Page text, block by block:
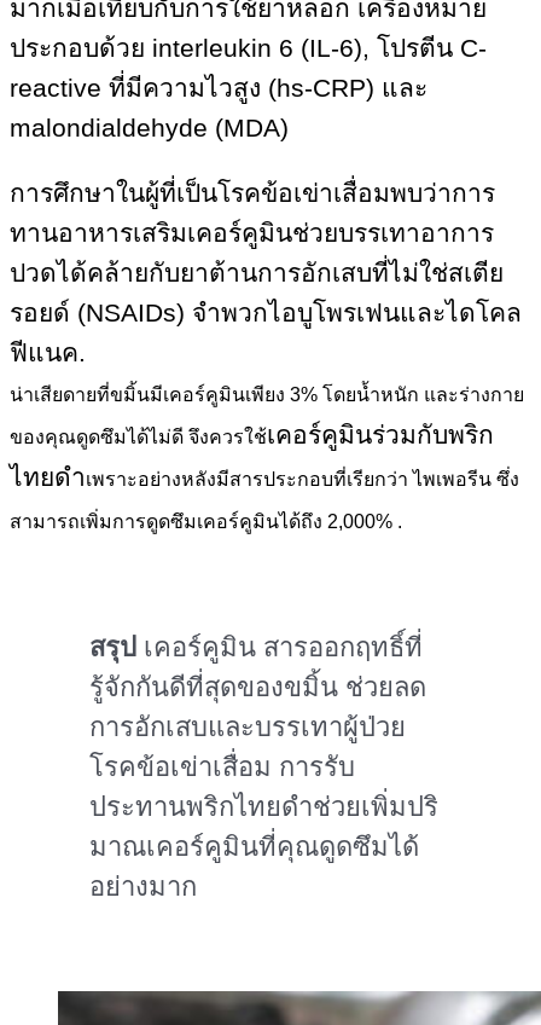
มากเมื่อเทียบกับการใช้ยาหลอก เครื่องหมาย
ประกอบด้วย interleukin 6 (IL-6), โปรตีน C-
reactive ที่มีความไวสูง (hs-CRP) และ
malondialdehyde (MDA)
การศึกษาในผู้ที่เป็นโรคข้อเข่าเสื่อมพบว่าการ
ทานอาหารเสริมเคอร์คูมินช่วยบรรเทาอาการ
ปวดได้คล้ายกับยาต้านการอักเสบที่ไม่ใช่สเตีย
รอยด์ (NSAIDs) จำพวกไอบูโพรเฟนและไดโคล
ฟีแนค.
น่าเสียดายที่ขมิ้นมีเคอร์คูมินเพียง 3% โดยน้ำหนัก และร่างกาย
ของคุณดูดซึมได้ไม่ดี จึงควรใช้เคอร์คูมินร่วมกับพริก
ไทยดำเพราะอย่างหลังมีสารประกอบที่เรียกว่า ไพเพอรีน ซึ่ง
สามารถเพิ่มการดูดซึมเคอร์คูมินได้ถึง 2,000% .
สรุป เคอร์คูมิน สารออกฤทธิ์ที่
รู้จักกันดีที่สุดของขมิ้น ช่วยลด
การอักเสบและบรรเทาผู้ป่วย
โรคข้อเข่าเสื่อม การรับ
ประทานพริกไทยดำช่วยเพิ่มปริ
มาณเคอร์คูมินที่คุณดูดซึมได้
อย่างมาก